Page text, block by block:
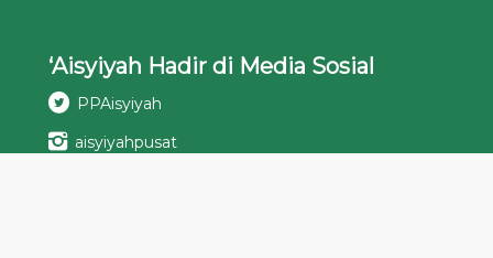
‘Aisyiyah Hadir di Media Sosial
PPAisyiyah
aisyiyahpusat